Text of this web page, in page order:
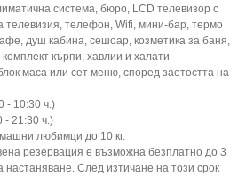
система, бюро, LCD телевизор с
телевизия, телефон, Wifi, мини-бар, термо
душ кабина, сешоар, козметика за баня,
кърпи, хавлии и халати
маса или сет меню, според заетостта на
- 10:30 ч.)
- 21:30 ч.)
любимци до 10 кг.
резервация е възможна безплатно до 3
настаняване. След изтичане на този срок